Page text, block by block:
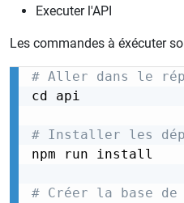
Executer l'API
Les commandes à éxécuter
# Aller dans le
cd api
# Installer les
npm run install
# Créer la base de